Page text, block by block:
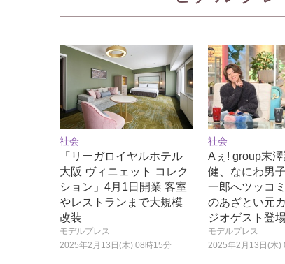
社会
「リーガロイヤルホテル
大阪 ヴィニェット コレク
ション」4月1日開業 客室
やレストランまで大規模
改装
モデルプレス
2025年2月13日(木) 08時15分
社会
Aぇ! group末
健、なにわ男
一郎へツッコ
のあざとい元
ジオゲスト登
モデルプレス
2025年2月13日(木)